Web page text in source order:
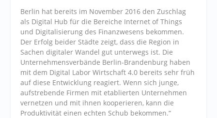
Berlin hat bereits im November 2016 den Zuschlag
als Digital Hub für die Bereiche Internet of Things
und Digitalisierung des Finanzwesens bekommen.
Der Erfolg beider Städte zeigt, dass die Region in
Sachen digitaler Wandel gut unterwegs ist. Die
Unternehmensverbände Berlin-Brandenburg haben
mit dem Digital Labor Wirtschaft 4.0 bereits sehr früh
auf diese Entwicklung reagiert. Wenn sich junge,
aufstrebende Firmen mit etablierten Unternehmen
vernetzen und mit ihnen kooperieren, kann die
Produktivität einen echten Schub bekommen.“